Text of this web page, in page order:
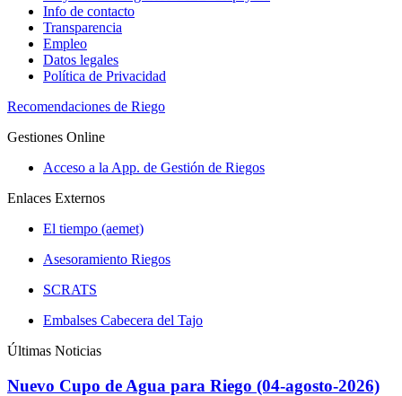
Info de contacto
Transparencia
Empleo
Datos legales
Política de Privacidad
Recomendaciones de Riego
Gestiones Online
Acceso a la App. de Gestión de Riegos
Enlaces Externos
El tiempo (aemet)
Asesoramiento Riegos
SCRATS
Embalses Cabecera del Tajo
Últimas Noticias
Nuevo Cupo de Agua para Riego (04-agosto-2026)